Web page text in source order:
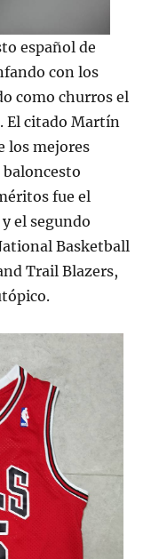
español de
con los
como churros el
El citado Martín
los mejores
baloncesto
fue el
el segundo
Basketball
Trail Blazers,